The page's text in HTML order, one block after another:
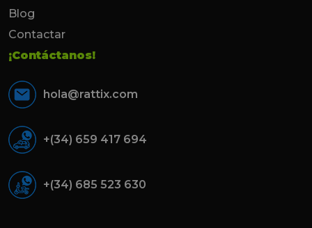
Blog
Contactar
¡Contáctanos!
hola@rattix.com
+(34) 659 417 694
+(34) 685 523 630